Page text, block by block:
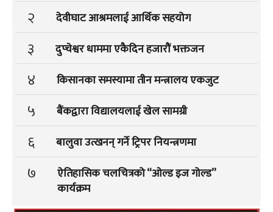
२ देवीघाट आश्रमलाई आर्थिक सहयोग
३ दुप्चेश्वर धाममा एकैदिन हजारौं भक्तजन
४ किसानका समस्यामा तीन मन्त्रालय एकजुट
५ बैंकद्वारा विद्यालयलाई खेल सामग्री
६ बालुवा उत्खनन् गर्ने ट्रिपर नियन्त्रणमा
७
ऐतिहासिक चलचित्रको “ओल्ड इज गोल्ड”
कार्यक्रम